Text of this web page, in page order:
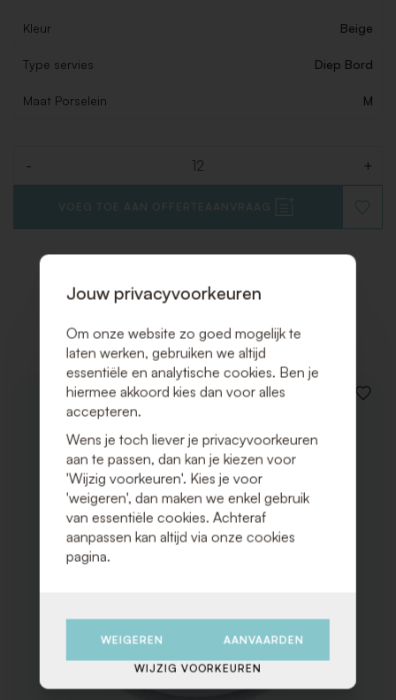
Kleur Beige
Type servies Diep Bord
Maat Porselein M
- +
VOEG TOE AAN OFFERTEAANVRAAG
TOE
VOEG
Jouw privacyvoorkeuren
Om onze website zo goed mogelijk te
laten werken, gebruiken we altijd
essentiële en analytische cookies. Ben je
hiermee akkoord kies dan voor alles
accepteren.
Wens je toch liever je privacyvoorkeuren
aan te passen, dan kan je kiezen voor
'Wijzig voorkeuren'. Kies je voor
'weigeren', dan maken we enkel gebruik
van essentiële cookies. Achteraf
aanpassen kan altijd via onze cookies
pagina.
WEIGEREN AANVAARDEN
WIJZIG VOORKEUREN